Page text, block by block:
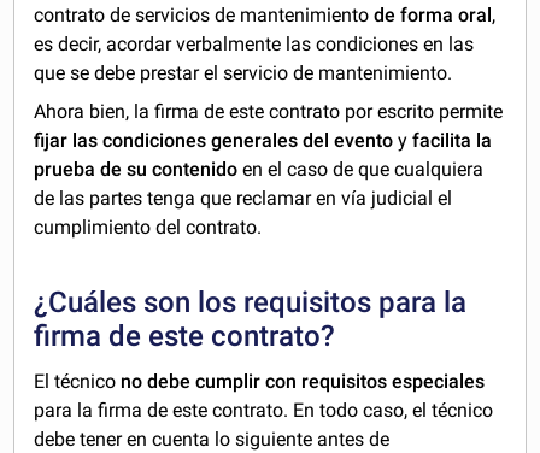
contrato de servicios de mantenimientode forma oral,
es decir, acordar verbalmente las condiciones en las
que se debe prestar el servicio de mantenimiento.
Ahora bien, la firma de este contrato por escrito permite
fijar las condiciones generales del evento yfacilita la
prueba de su contenido en el caso de que cualquiera
de las partes tenga que reclamar en vía judicial el
cumplimiento del contrato.
¿Cuáles son los requisitos para la
firma de este contrato?
El técnico no debe cumplir con requisitos especiales
para la firma de este contrato. En todo caso, el técnico
debe tener en cuenta lo siguiente antes de